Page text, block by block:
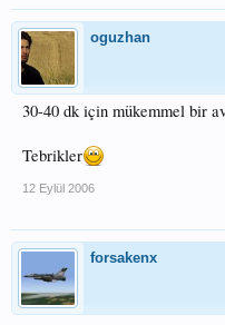
oguzhan
30-40 dk için mükemmel bir
Tebrikler
12 Eylül 2006
forsakenx